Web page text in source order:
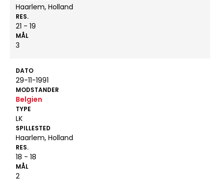
Haarlem, Holland
RES.
21 - 19
MÅL
3
DATO
29-11-1991
MODSTANDER
Belgien
TYPE
LK
SPILLESTED
Haarlem, Holland
RES.
18 - 18
MÅL
2